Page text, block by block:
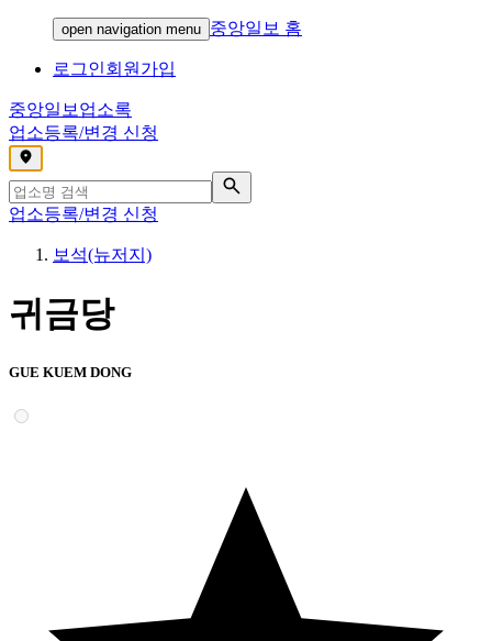
open navigation menu 중앙일보 홈
로그인회원가입
중앙일보 업소록
업소등록/변경 신청
,
업소등록/변경 신청
보석(뉴저지)
귀금당
GUE KUEM DONG